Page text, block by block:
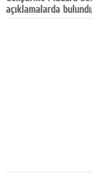
Polemik
açıklamalarda